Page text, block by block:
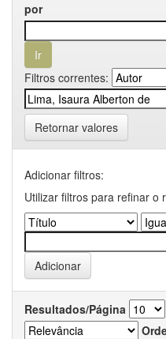
por
Filtros correntes:
Retornar valores
Adicionar filtros:
Utilizar filtros para refinar o
Resultados/Página